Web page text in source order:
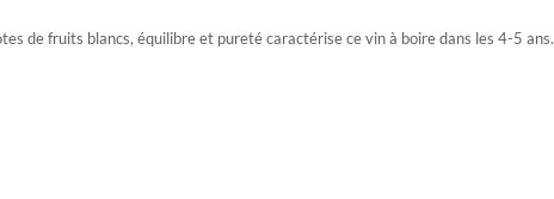
de fruits blancs, équilibre et pureté caractérise ce vin à boire dans les 4-5 ans.